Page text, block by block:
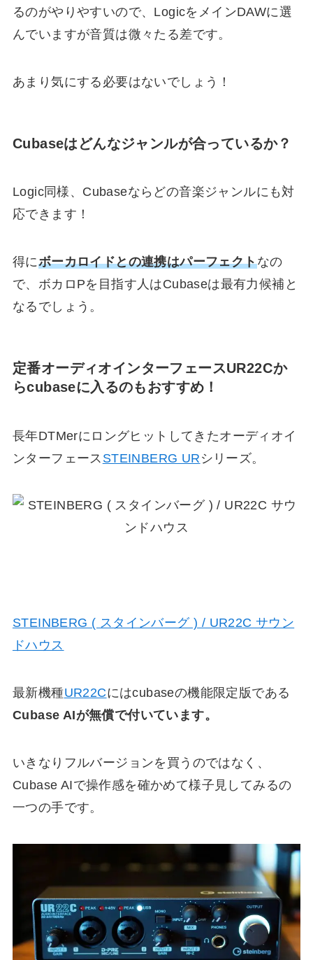
るのがやりやすいので、LogicをメインDAWに選
んでいますが音質は微々たる差です。
あまり気にする必要はないでしょう！
Cubaseはどんなジャンルが合っているか？
Logic同様、Cubaseならどの音楽ジャンルにも対
応できます！
得にボーカロイドとの連携はパーフェクトなの
で、ボカロPを目指す人はCubaseは最有力候補 と
なるでしょう。
定番オーディオインターフェースUR22Cか
らcubaseに入るのもおすすめ！
長年DTMerにロングヒットしてきたオーディオイ
ンターフェース STEINBERG UR シリーズ。
STEINBERG ( スタインバーグ ) / UR22C サウン
ドハウス
最新機種UR22Cにはcubaseの機能限定版である
Cubase AIが無償で付いています。
いきなりフルバージョンを買うのではなく、
Cubase AIで操作感を確かめて様子見してみるの
一つの手です。